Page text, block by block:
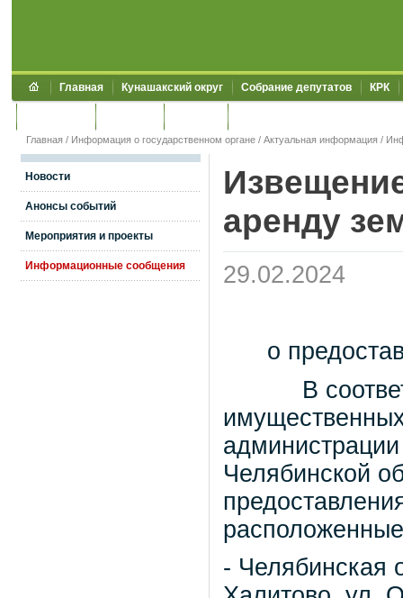
Главная Кунашакский округ Собрание депутатов КРК
Главная / Информация о государственном органе / Актуальная информация /
Новости
Анонсы событий
Мероприятия и проекты
Информационные сообщения
аренду
29.02.2024
о
В
Челябинской
- Челябинская